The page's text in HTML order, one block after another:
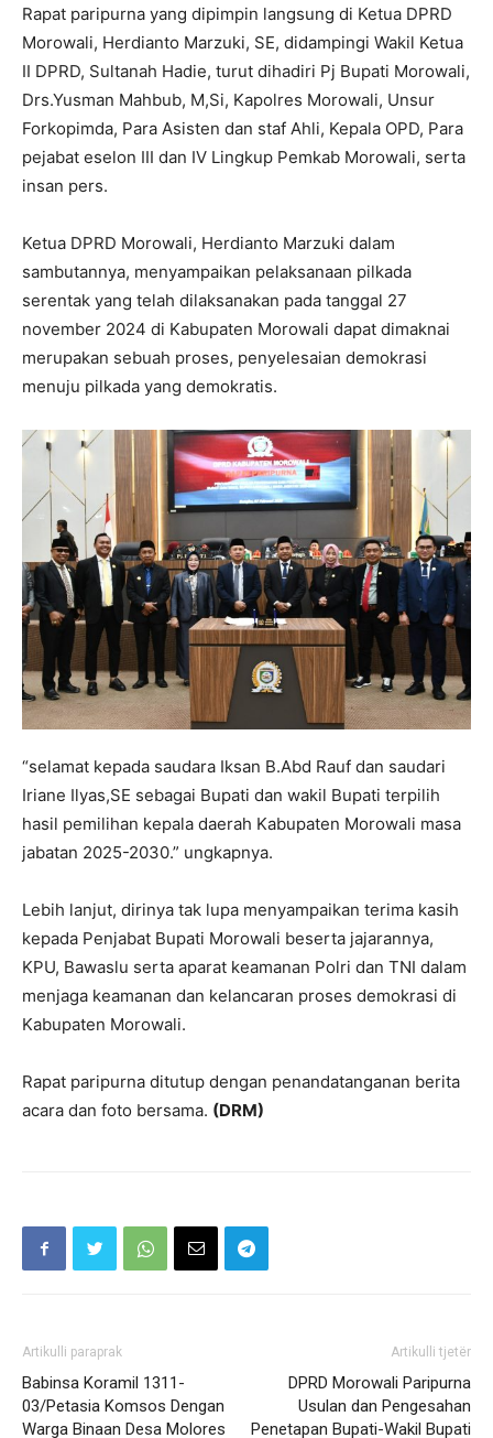
Rapat paripurna yang dipimpin langsung di Ketua DPRD
Morowali, Herdianto Marzuki, SE, didampingi Wakil Ketua
II DPRD, Sultanah Hadie, turut dihadiri Pj Bupati Morowali,
Drs.Yusman Mahbub, M,Si, Kapolres Morowali, Unsur
Forkopimda, Para Asisten dan staf Ahli, Kepala OPD, Para
pejabat eselon III dan IV Lingkup Pemkab Morowali, serta
insan pers.
Ketua DPRD Morowali, Herdianto Marzuki dalam
sambutannya, menyampaikan pelaksanaan pilkada
serentak yang telah dilaksanakan pada tanggal 27
november 2024 di Kabupaten Morowali dapat dimaknai
merupakan sebuah proses, penyelesaian demokrasi
menuju pilkada yang demokratis.
“selamat kepada saudara Iksan B.Abd Rauf dan saudari
Iriane Ilyas,SE sebagai Bupati dan wakil Bupati terpilih
hasil pemilihan kepala daerah Kabupaten Morowali masa
jabatan 2025-2030.” ungkapnya.
Lebih lanjut, dirinya tak lupa menyampaikan terima kasih
kepada Penjabat Bupati Morowali beserta jajarannya,
KPU, Bawaslu serta aparat keamanan Polri dan TNI dalam
menjaga keamanan dan kelancaran proses demokrasi di
Kabupaten Morowali.
Rapat paripurna ditutup dengan penandatanganan berita
acara dan foto bersama. (DRM)
Artikulli paraprak
Babinsa Koramil 1311-
03/Petasia Komsos Dengan
Warga Binaan Desa Molores
Artikulli tjetër
DPRD Morowali Paripurna
Usulan dan Pengesahan
Penetapan Bupati-Wakil Bupati